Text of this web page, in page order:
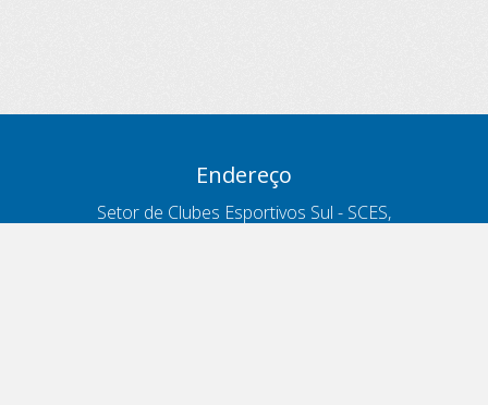
Endereço
Setor de Clubes Esportivos Sul - SCES,